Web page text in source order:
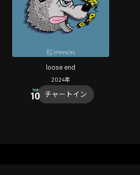
loose end
2024年
チャートイン